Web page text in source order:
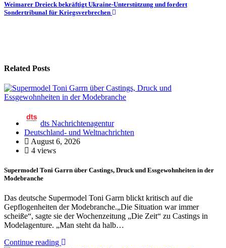
Weimarer Dreieck bekräftigt Ukraine-Unterstützung und fordert
Sondertribunal für Kriegsverbrechen
Related Posts
dts Nachrichtenagentur
Deutschland- und Weltnachrichten
August 6, 2026
4 views
Supermodel Toni Garrn über Castings, Druck und Essgewohnheiten in der
Modebranche
Das deutsche Supermodel Toni Garrn blickt kritisch auf die
Gepflogenheiten der Modebranche.„Die Situation war immer
scheiße“, sagte sie der Wochenzeitung „Die Zeit“ zu Castings in
Modelagenture. „Man steht da halb…
Continue reading